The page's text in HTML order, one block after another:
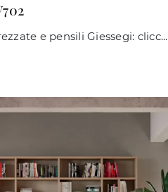
Pareti attrezzate e pensili Giessegi: clicca e scopri il modello Living LV702 e potrai valorizzare stanze moderne di ogni genere.